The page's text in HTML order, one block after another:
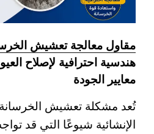
مقاول معالجة تعشيش
هندسية احترافية لإصلاح
معايير الجودة
تُعد مشكلة تعشيش
الإنشائية شيوعًا التي قد